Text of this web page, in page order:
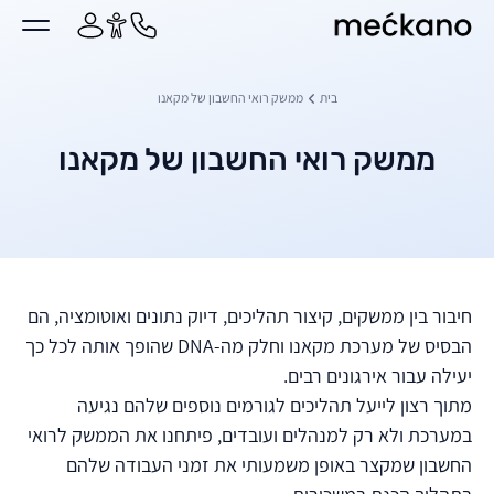
מרכזי
מקאנו
בית ממשק רואי החשבון של מקאנו
ממשק רואי החשבון של מקאנו
חיבור בין ממשקים, קיצור תהליכים, דיוק נתונים ואוטומציה, הם
הבסיס של מערכת מקאנו וחלק מה-DNA שהופך אותה לכל כך
יעילה עבור אירגונים רבים.
מתוך רצון לייעל תהליכים לגורמים נוספים שלהם נגיעה
במערכת ולא רק למנהלים ועובדים, פיתחנו את הממשק לרואי
החשבון שמקצר באופן משמעותי את זמני העבודה שלהם